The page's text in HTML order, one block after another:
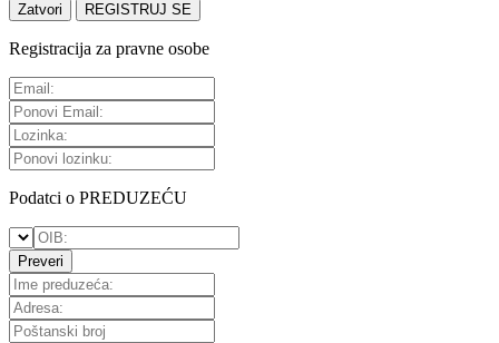
Zatvori REGISTRUJ SE
Registracija za pravne osobe
Podatci o PREDUZEĆU
Preveri